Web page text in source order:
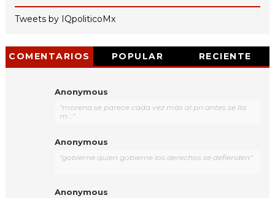
Tweets by IQpoliticoMx
COMENTARIOS POPULAR RECIENTE
Anonymous
"morena se parece cada vez más al pri antes se lla
m..."
Anonymous
"gobierne quien gobierne los derechos se defienden"
Anonymous